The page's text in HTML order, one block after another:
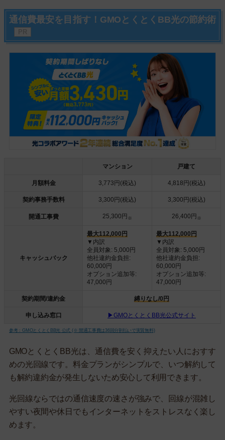
通信費最安を目指す！GMOとくとくBB光の節約術
マンション 戸建て
月額料金 3,773円(税込) 4,818円(税込)
契約事務手数料 3,300円(税込) 3,300円(税込)
開通工事費 25,300円 ※ 26,400円 ※
キャッシュバック
最大112,000円
▼内訳
全員対象: 5,000円
他社違約金負担:
60,000円
オプション追加等:
47,000円
最大112,000円
▼内訳
全員対象: 5,000円
他社違約金負担:
60,000円
オプション追加等:
47,000円
契約期間/違約金 縛りなし/0円
申し込み窓口 ▶GMOとくとくBB光公式サイト
参考：GMOとくとくBB光 公式 (※ 開通工事費は36回分割払いで実質無料)
GMOとくとくBB光は、通信費を安く抑えたい人におすす
めの光回線です。料金プランがシンプルで、いつ解約して
も解約違約金が発生しないため安心して利用できます。
光回線ならではの通信速度の速さが強みで、回線が混雑し
やすい夜間や休日でもインターネットをストレスなく楽し
めます。